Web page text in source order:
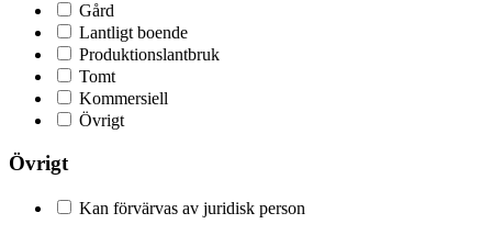
Gård
Lantligt boende
Produktionslantbruk
Tomt
Kommersiell
Övrigt
Övrigt
Kan förvärvas av juridisk person